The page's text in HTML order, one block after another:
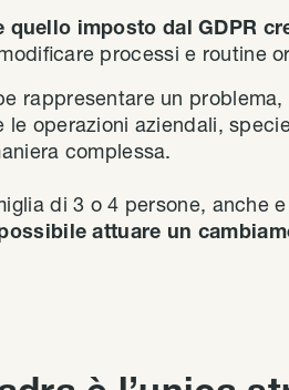
quello imposto dal GDPR
processi e routine
rappresentare un
le operazioni aziendali,
complessa.
di 3 o 4 persone, anche
attuare un